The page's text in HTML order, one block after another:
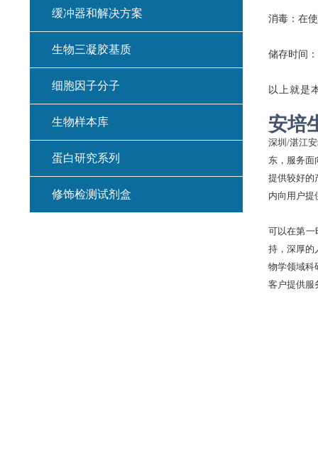
消毒：在
储存时间
以上就是
安培
深圳/湛江
东，服务面
提供较好的
内向用户提
可以在第
持，深厚的
物学领域科
客户提供服
缓冲器和解决方案
生物三凝胶基质
细胞因子分子
生物样本库
蛋白研究系列
修饰检测试剂盒